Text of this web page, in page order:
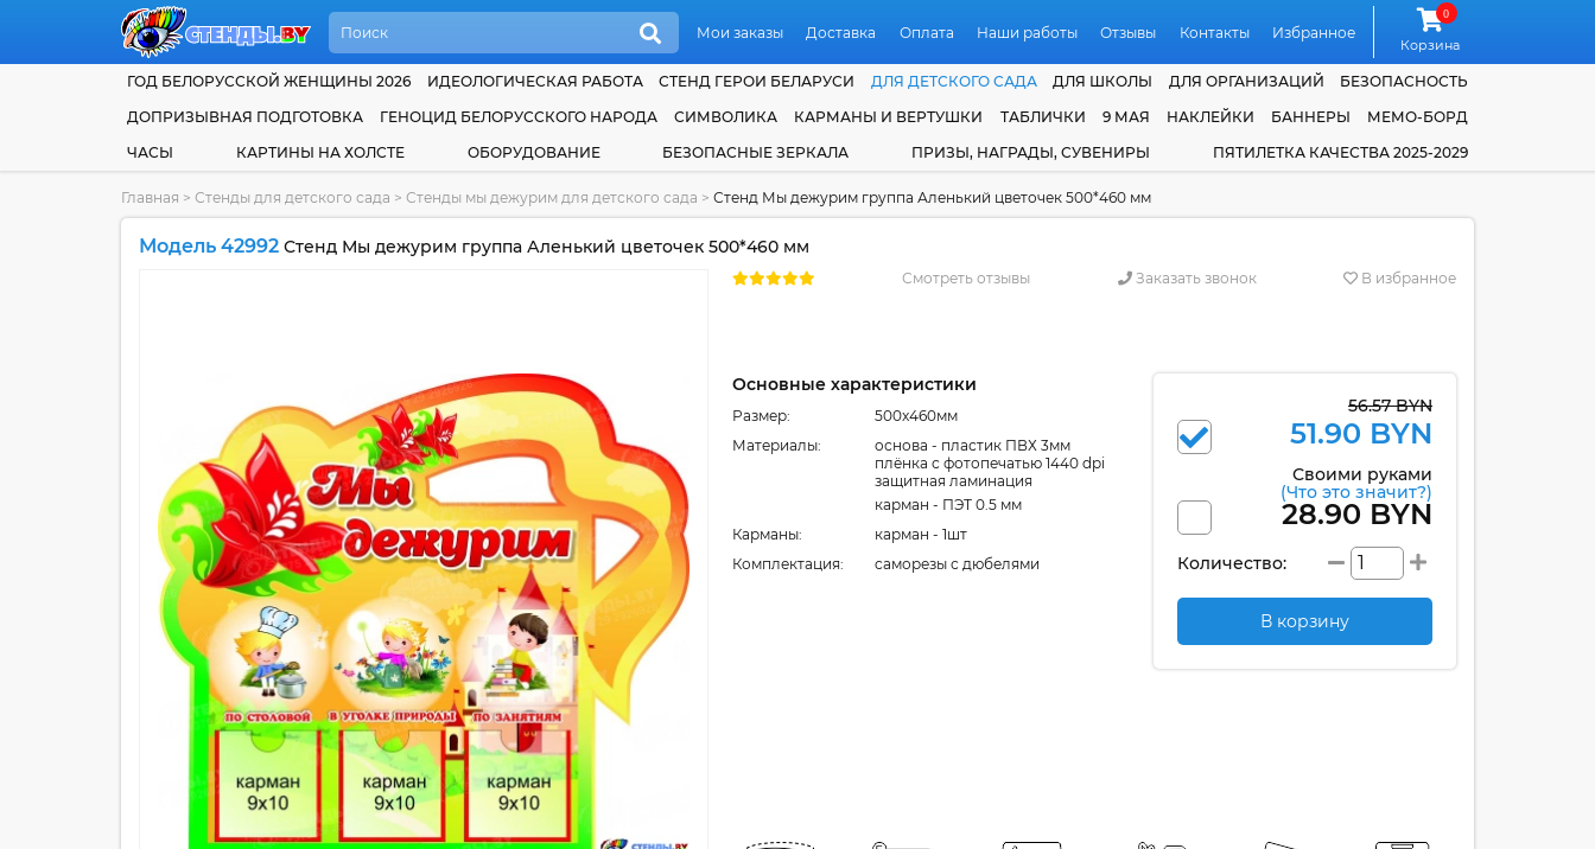
Мои заказы Доставка Оплата Наши работы Отзывы Контакты Избранное
0
Корзина
ГОД БЕЛОРУССКОЙ ЖЕНЩИНЫ 2026 ИДЕОЛОГИЧЕСКАЯ РАБОТА СТЕНД ГЕРОИ БЕЛАРУСИ ДЛЯ ДЕТСКОГО САДА ДЛЯ ШКОЛЫ ДЛЯ ОРГАНИЗАЦИЙ
БЕЗОПАСНОСТЬ
ДОПРИЗЫВНАЯ ПОДГОТОВКА
ГЕНОЦИД БЕЛОРУССКОГО НАРОДА СИМВОЛИКА КАРМАНЫ И ВЕРТУШКИ ТАБЛИЧКИ 9 МАЯ НАКЛЕЙКИ БАННЕРЫ
МЕМО-БОРД
ЧАСЫ
КАРТИНЫ НА ХОЛСТЕ ОБОРУДОВАНИЕ БЕЗОПАСНЫЕ ЗЕРКАЛА ПРИЗЫ, НАГРАДЫ, СУВЕНИРЫ ПЯТИЛЕТКА КАЧЕСТВА 2025-2029
Главная > Стенды для детского сада > Стенды мы дежурим для детского сада > Стенд Мы дежурим группа Аленький цветочек 500*460 мм
Модель 42992 Стенд Мы дежурим группа Аленький цветочек 500*460 мм
Смотреть отзывы Заказать звонок В избранное
Основные характеристики
Размер:
500x460мм
Материалы:
основа - пластик ПВХ 3мм
плёнка с фотопечатью 1440 dpi
защитная ламинация
карман - ПЭТ 0.5 мм
Карманы:
карман - 1шт
Комплектация:
cаморезы с дюбелями
56.57 BYN
51.90 BYN
Своими руками
(Что это значит?)
28.90 BYN
Количество:
В корзину